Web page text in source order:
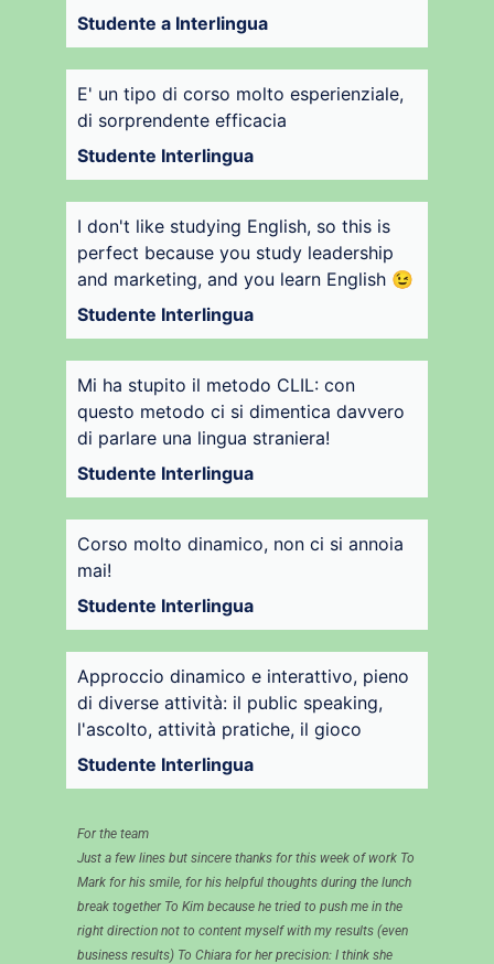
Studente a Interlingua
E' un tipo di corso molto esperienziale,
di sorprendente efficacia
Studente Interlingua
I don't like studying English, so this is
perfect because you study leadership
and marketing, and you learn English 😉
Studente Interlingua
Mi ha stupito il metodo CLIL: con
questo metodo ci si dimentica davvero
di parlare una lingua straniera!
Studente Interlingua
Corso molto dinamico, non ci si annoia
mai!
Studente Interlingua
Approccio dinamico e interattivo, pieno
di diverse attività: il public speaking,
l'ascolto, attività pratiche, il gioco
Studente Interlingua
For the team
Just a few lines but sincere thanks for this week of work To
Mark for his smile, for his helpful thoughts during the lunch
break together To Kim because he tried to push me in the
right direction not to content myself with my results (even
business results) To Chiara for her precision: I think she